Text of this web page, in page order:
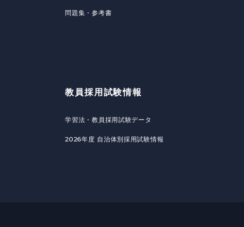
問題集・参考書
教員採用試験情報
学習法・教員採用試験データ
2026年度 自治体別採用試験情報